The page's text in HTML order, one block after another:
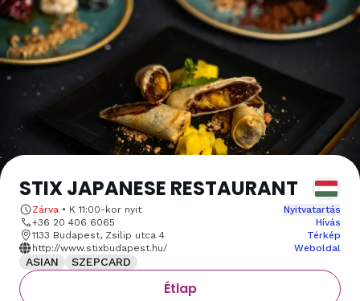
STIX JAPANESE RESTAURANT
Zárva • K 11:00-kor nyit
Nyitvatartás
+36 20 406 6065
Hívás
1133 Budapest, Zsilip utca 4
Térkép
http://www.stixbudapest.hu/
Weboldal
ASIAN SZEPCARD
Étlap